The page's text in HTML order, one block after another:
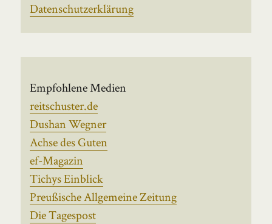
Datenschutzerklärung
Empfohlene Medien
reitschuster.de
Dushan Wegner
Achse des Guten
ef-Magazin
Tichys Einblick
Preußische Allgemeine Zeitung
Die Tagespost